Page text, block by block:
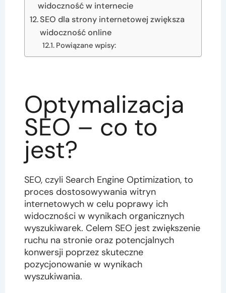
widoczność w internecie
SEO dla strony internetowej zwiększa
widoczność online
Powiązane wpisy:
Optymalizacja
SEO – co to
jest?
SEO, czyli Search Engine Optimization, to
proces dostosowywania witryn
internetowych w celu poprawy ich
widoczności w wynikach organicznych
wyszukiwarek. Celem SEO jest zwiększenie
ruchu na stronie oraz potencjalnych
konwersji poprzez skuteczne
pozycjonowanie w wynikach
wyszukiwania.